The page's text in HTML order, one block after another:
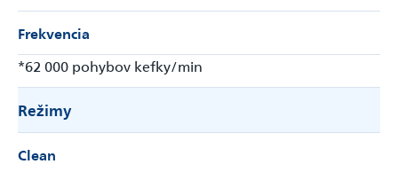
Frekvencia
*62 000 pohybov kefky/min
Režimy
Clean